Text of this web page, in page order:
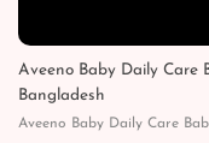
Aveeno Baby Daily Care
Bangladesh
Aveeno Baby Daily Care